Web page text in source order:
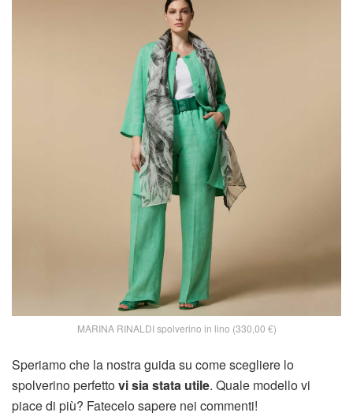
MARINA RINALDI spolverino in lino (330,00 €)
Speriamo che la nostra guida su come scegliere lo
spolverino perfettovi sia stata utile. Quale modello vi
piace di più? Fatecelo sapere nei commenti!